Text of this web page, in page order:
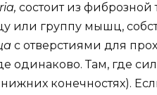
состоит из фиброзной
или группу мышц,
с отверстиями для
одинаково. Там, где
конечностях).